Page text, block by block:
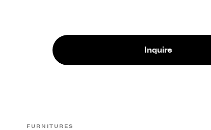
Inquire
FURNITURES